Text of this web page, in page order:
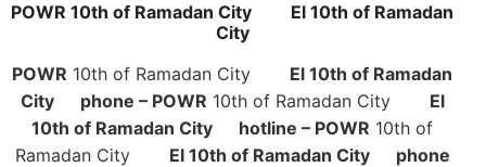
POWR 10th of Ramadan City
El 10th of Ramadan
City
POWR 10th of Ramadan City El 10th of Ramadan
City phone – POWR 10th of Ramadan CityEl
10th of Ramadan City hotline – POWR 10th of
Ramadan CityEl 10th of Ramadan City phone